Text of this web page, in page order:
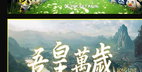
VIEW